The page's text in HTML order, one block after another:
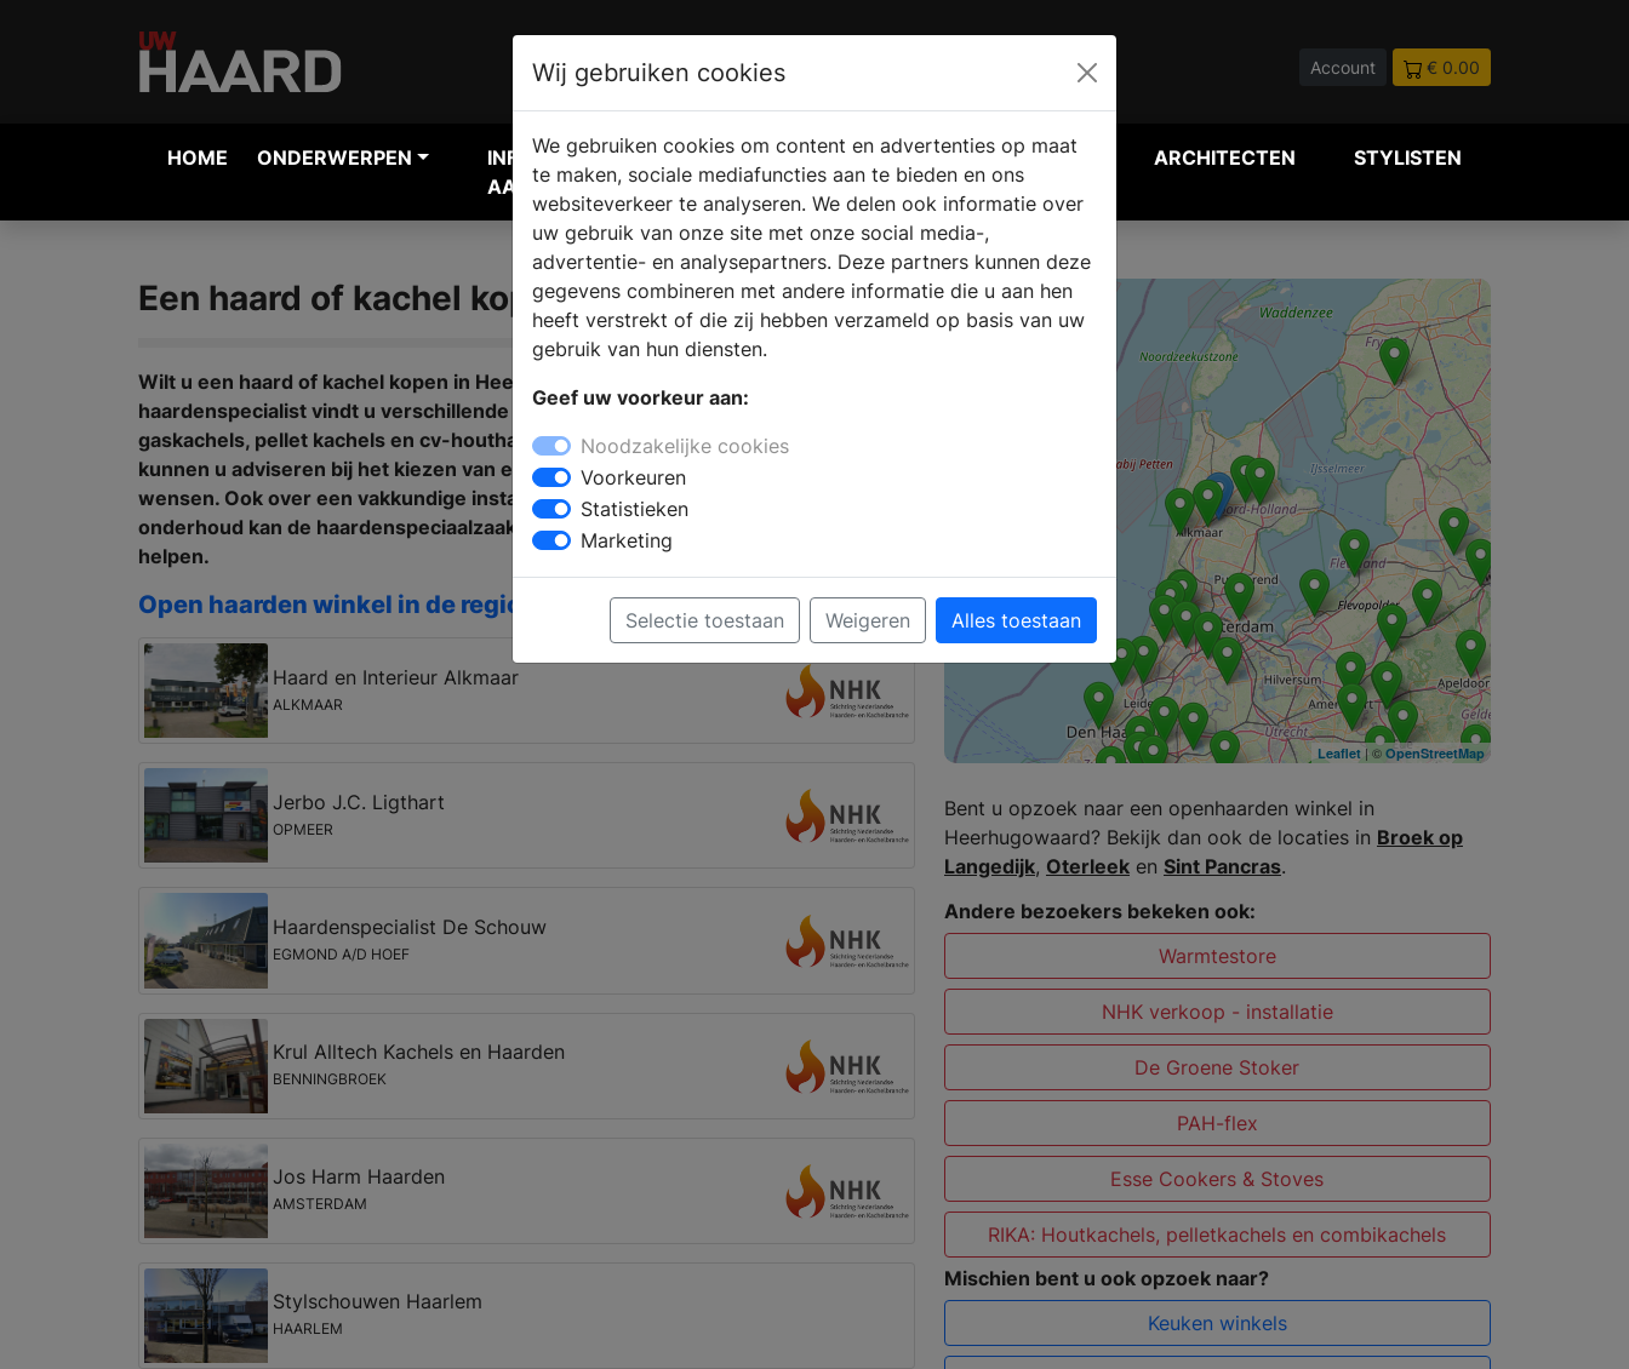
Account € 0.00
HOME ONDERWERPEN
INFORMATIE
AANVRAGEN
VERKOOPLOCATIE
VINDEN
WEBSHOP ARCHITECTEN STYLISTEN
Een haard of kachel kopen in Heerhugowaard
Wilt u een haard of kachel kopen in Heerhugowaard? Bij een bezoek aan een
haardenspecialist vindt u verschillende houtkachels, open haarden, gashaarden,
gaskachels, pellet kachels en cv-houthaarden. De deskundige medewerkers
kunnen u adviseren bij het kiezen van een model, passend bij uw woning en uw
wensen. Ook over een vakkundige installatie van uw eigen haard en het
onderhoud kan de haardenspeciaalzaak u met professioneel advies verder
helpen.
Open haarden winkel in de regio Heerhugowaard
Haard en Interieur Alkmaar
ALKMAAR
Jerbo J.C. Ligthart
OPMEER
Haardenspecialist De Schouw
EGMOND A/D HOEF
Krul Alltech Kachels en Haarden
BENNINGBROEK
Jos Harm Haarden
AMSTERDAM
Stylschouwen Haarlem
HAARLEM
+
Leaflet| © OpenStreetMap
Bent u opzoek naar een openhaarden winkel in
Heerhugowaard? Bekijk dan ook de locaties in Broek op
Langedijk, Oterleeken Sint Pancras.
Andere bezoekers bekeken ook:
Warmtestore
NHK verkoop - installatie
De Groene Stoker
PAH-flex
Esse Cookers & Stoves
RIKA: Houtkachels, pelletkachels en combikachels
Mischien bent u ook opzoek naar?
Keuken winkels
Wij gebruiken cookies
We gebruiken cookies om content en advertenties op maat
te maken, sociale mediafuncties aan te bieden en ons
websiteverkeer te analyseren. We delen ook informatie over
uw gebruik van onze site met onze social media-,
advertentie- en analysepartners. Deze partners kunnen deze
gegevens combineren met andere informatie die u aan hen
heeft verstrekt of die zij hebben verzameld op basis van uw
gebruik van hun diensten.
Geef uw voorkeur aan:
Noodzakelijke cookies
Voorkeuren
Statistieken
Marketing
Selectie toestaan Weigeren Alles toestaan